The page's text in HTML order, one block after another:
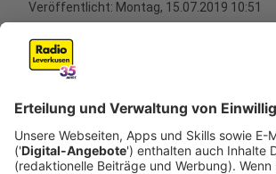
Veröffentlicht: Montag, 15.07.2019 10:51
Anzeige
Der größte Online-Versandhändler in
mal wieder die Aufmerksamkeit auf
16. Juli ruft Amazon zum Prime Day